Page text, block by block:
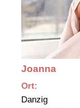
Joanna
Ort:
Danzig